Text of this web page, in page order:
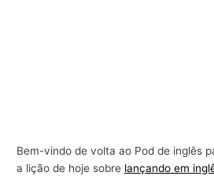
Bem-vindo de volta ao Pod de inglês
a lição de hoje sobre lançando em